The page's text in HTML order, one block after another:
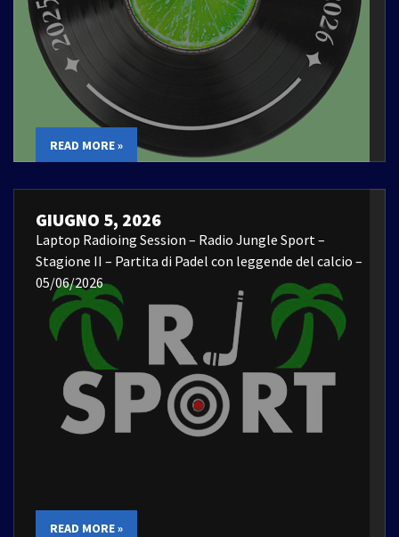
READ MORE »
GIUGNO 5, 2026
Laptop Radioing Session – Radio Jungle Sport –
Stagione II – Partita di Padel con leggende del calcio –
05/06/2026
READ MORE »